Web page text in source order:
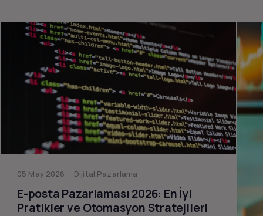
05 May 2026 · Dijital Pazarlama
E-posta Pazarlaması 2026: En İyi
Pratikler ve Otomasyon Stratejileri